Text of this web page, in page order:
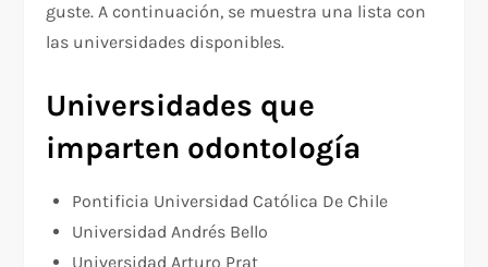
guste. A continuación, se muestra una lista con
las universidades disponibles.
Universidades que
imparten odontología
Pontificia Universidad Católica De Chile
Universidad Andrés Bello
Universidad Arturo Prat